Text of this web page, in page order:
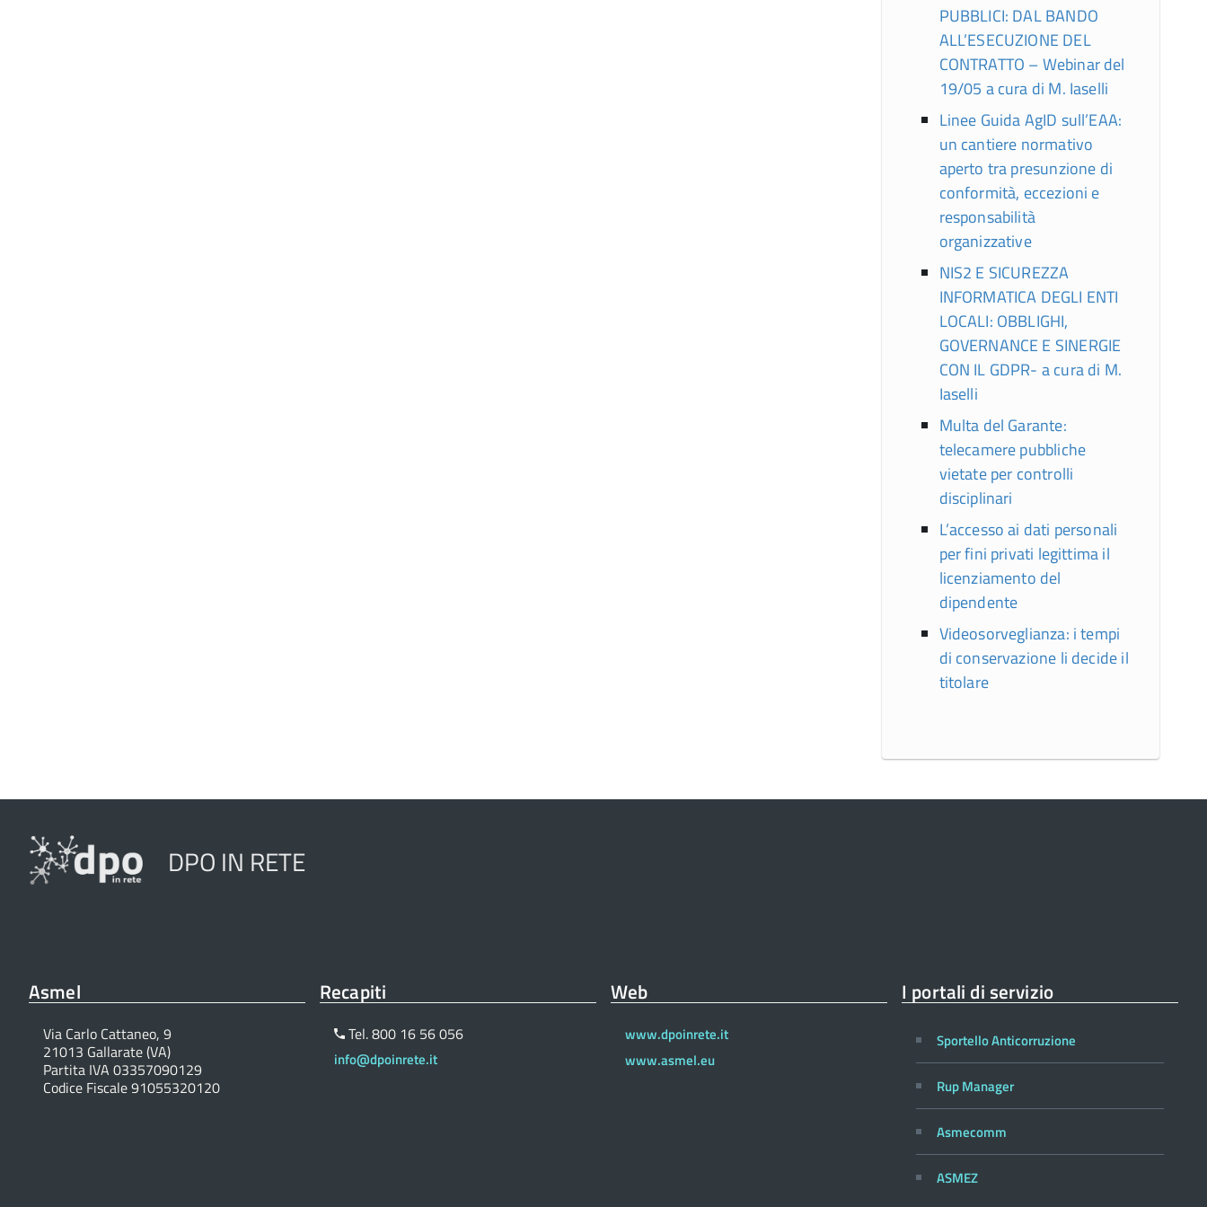
PUBBLICI: DAL BANDO
ALL’ESECUZIONE DEL
CONTRATTO – Webinar del
19/05 a cura di M. Iaselli
Linee Guida AgID sull’EAA:
un cantiere normativo
aperto tra presunzione di
conformità, eccezioni e
responsabilità
organizzative
NIS2 E SICUREZZA
INFORMATICA DEGLI ENTI
LOCALI: OBBLIGHI,
GOVERNANCE E SINERGIE
CON IL GDPR- a cura di M.
Iaselli
Multa del Garante:
telecamere pubbliche
vietate per controlli
disciplinari
L’accesso ai dati personali
per fini privati legittima il
licenziamento del
dipendente
Videosorveglianza: i tempi
di conservazione li decide il
titolare
DPO IN RETE
Asmel
Via Carlo Cattaneo, 9
21013 Gallarate (VA)
Partita IVA 03357090129
Codice Fiscale 91055320120
Recapiti
Tel. 800 16 56 056
info@dpoinrete.it
Web
www.dpoinrete.it
www.asmel.eu
I portali di servizio
Sportello Anticorruzione
Rup Manager
Asmecomm
ASMEZ